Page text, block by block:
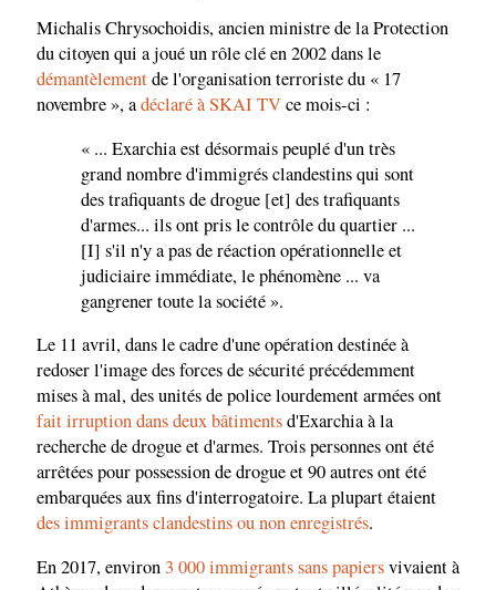
Michalis Chrysochoidis, ancien ministre de la Protection
du citoyen qui a joué un rôle clé en 2002 dans le
démantèlementde l'organisation terroriste du « 17
novembre », adéclaré à SKAI TVce mois-ci :
« ... Exarchia est désormais peuplé d'un très
grand nombre d'immigrés clandestins qui sont
des trafiquants de drogue [et] des trafiquants
d'armes... ils ont pris le contrôle du quartier ...
[I] s'il n'y a pas de réaction opérationnelle et
judiciaire immédiate, le phénomène ... va
gangrener toute la société ».
Le 11 avril, dans le cadre d'une opération destinée à
redoser l'image des forces de sécurité précédemment
mises à mal, des unités de police lourdement armées ont
fait irruption dans deux bâtimentsd'Exarchia à la
recherche de drogue et d'armes. Trois personnes ont été
arrêtées pour possession de drogue et 90 autres ont été
embarquées aux fins d'interrogatoire. La plupart étaient
des immigrants clandestins ou non enregistrés.
En 2017, environ 3 000 immigrants sans papiersvivaient à